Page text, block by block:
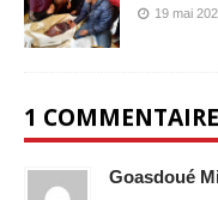
19 mai
1 COMMENTAIRE
Goasdoué